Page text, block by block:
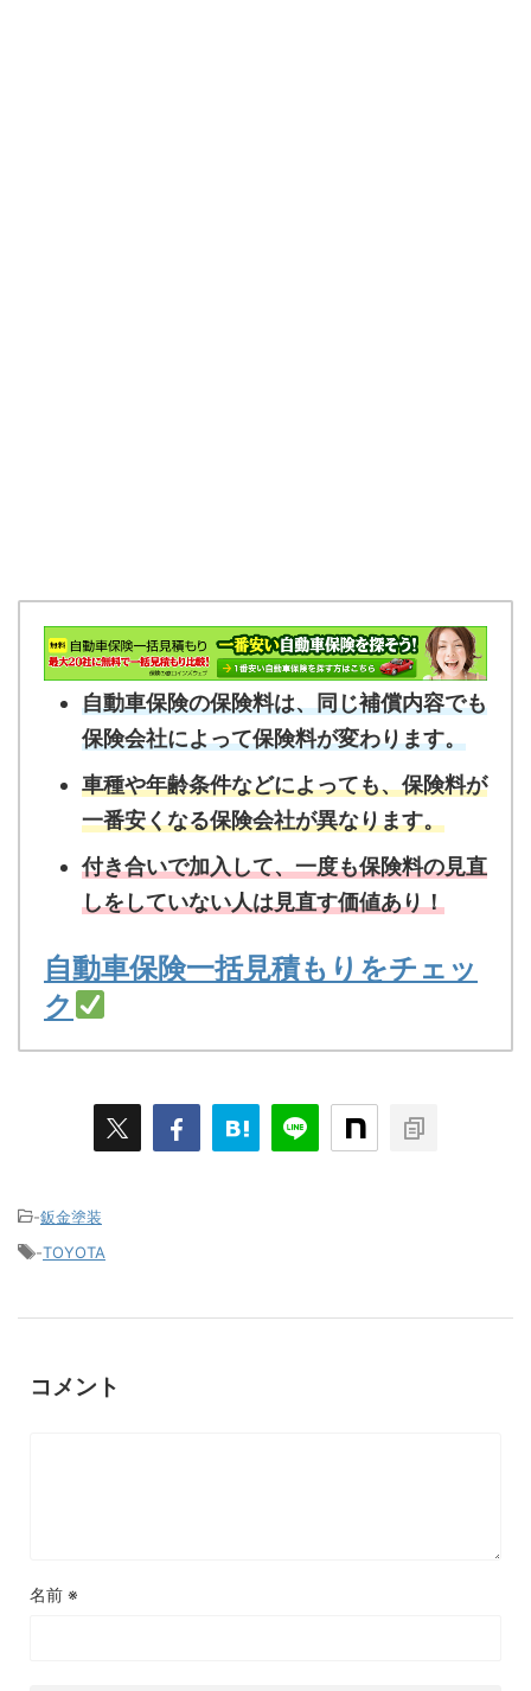
自動車保険の保険料は、同じ補償内容でも
保険会社によって保険料が変わります。
車種や年齢条件などによっても、保険料が
一番安くなる保険会社が異なります。
付き合いで加入して、一度も保険料の見直
しをしていない人は見直す価値あり！
自動車保険一括見積もりをチェッ
ク
-鈑金塗装
-TOYOTA
コメント
名前 ※